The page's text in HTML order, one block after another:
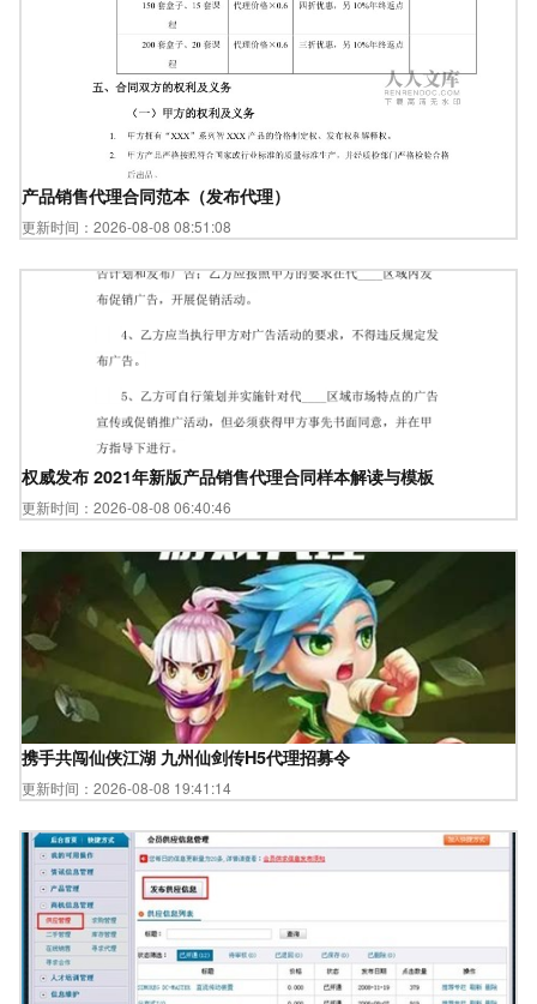
产品销售代理合同范本（发布代理）
更新时间：2026-08-08 08:51:08
权威发布 2021年新版产品销售代理合同样本解读与模板
更新时间：2026-08-08 06:40:46
携手共闯仙侠江湖 九州仙剑传H5代理招募令
更新时间：2026-08-08 19:41:14